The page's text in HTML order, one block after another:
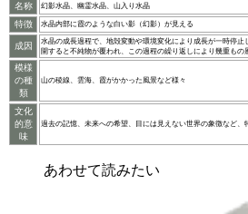
名称 幻影水晶、幽霊水晶、山入り水晶
特徴 水晶内部に霞のような白い影（幻影）が見える
成因
水晶の成長過程で、地殻変動や環境変化により成長が一時停
開すると不純物が覆われ、この過程の繰り返しにより幾重もの
模様
の種
類
山の稜線、雲海、霞がかかった風景など様々
文化
的意
味
過去の記憶、未来への希望、目には見えない世界の象徴など、
あわせて読みたい